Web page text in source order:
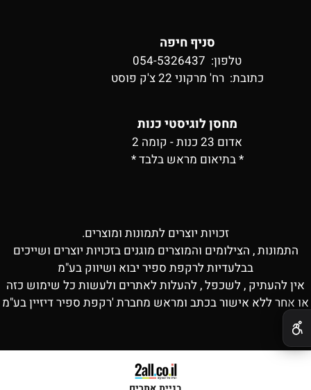
סניף חיפה
טלפון: 054-5326437
כתובת: רח' מרקוני 22 צ'ק פוסט
מחסן לוגיסטי כנות
אדום 23 כנות - קומה 2
* בתיאום מראש בלבד *
זכויות יוצרים לתמונות ומוצרים.
התמונות , הצילומים והמוצרים מוגנים בזכויות יוצרים ושייכים
בבלעדיות לרקפת ספיר יבוא ושיווק בע"מ
אין להעתיק , לשכפל , להעלות לאתרים ולעשות כל שימוש כזה
או אחר ללא אישור בכתב ומראש מחברת 'רקפת ספיר דיזיין בע"מ
✕